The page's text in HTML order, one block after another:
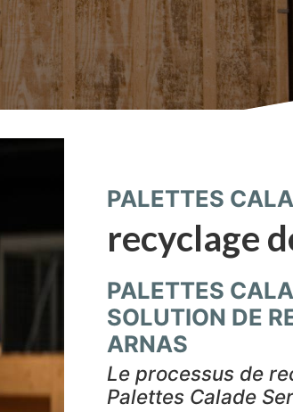
PALETTES
recyclage
PALETTES
SOLUTION DE
ARNAS
Le processus de
Palettes Calade